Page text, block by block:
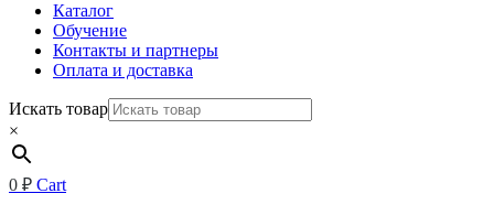
Каталог
Обучение
Контакты и партнеры
Оплата и доставка
Искать товар
×
0 ₽ Cart